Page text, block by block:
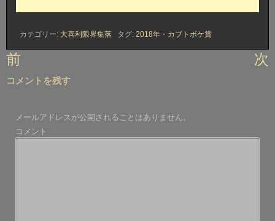
カテゴリー: 大喜利限界集落 タグ: 2018年 ・ カブトボケ賞
投
ナ
ゲ
ー
前 次
コメントを残す
メールアドレスが公開されることはありません。
コメント